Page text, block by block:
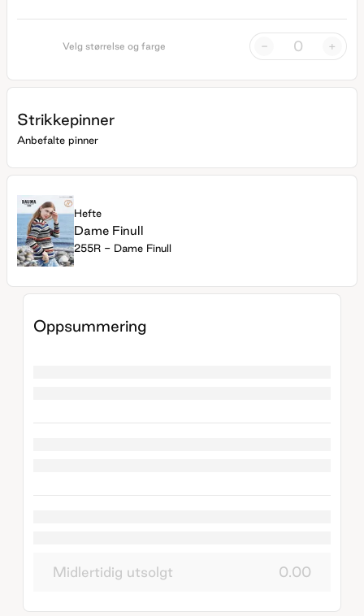
Velg størrelse og farge - +
Strikkepinner
Anbefalte pinner
Hefte
Dame Finull
255R - Dame Finull
Oppsummering
Midlertidig utsolgt 0.00